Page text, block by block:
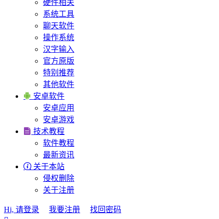
硬件相关
系统工具
聊天软件
操作系统
汉字输入
官方原版
特别推荐
其他软件
 安卓软件
安卓应用
安卓游戏
 技术教程
软件教程
最新资讯
 关于本站
侵权删除
关于注册
Hi, 请登录 我要注册
找回密码